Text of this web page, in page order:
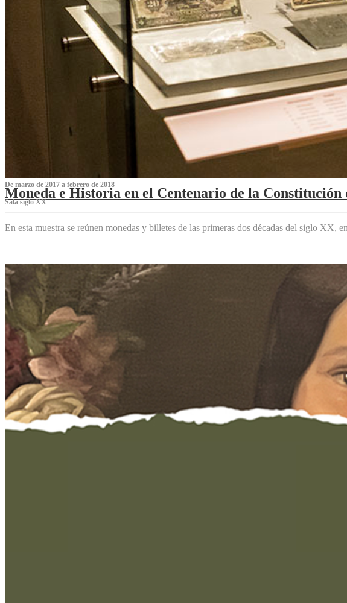
De marzo de 2017 a febrero de 2018
Moneda e Historia en el Centenario de la Constitución
Sala siglo XX
En esta muestra se reúnen monedas y billetes de las primeras dos décadas del siglo XX,